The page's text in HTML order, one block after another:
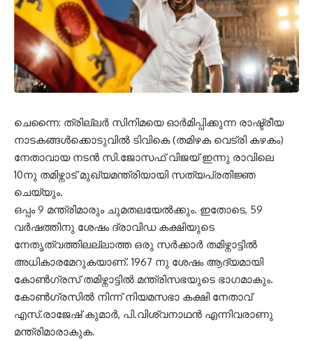
ചെന്നൈ: ത്രില്ലർ സിനിമയെ ഓർമിപ്പിക്കുന്ന രാഷ്ട്രീയ
നാടകങ്ങൾക്കൊടുവിൽ ടിവികെ (തമിഴക വെട്രി കഴകം)
നേതാവായ നടൻ സി.ജോസഫ് വിജയ് ഇന്നു രാവിലെ
10നു തമിഴ്നാട് മുഖ്യമന്ത്രിയായി സത്യപ്രതിജ്ഞ
ചെയ്യും.
ഒപ്പം 9 മന്ത്രിമാരും ചുമതലയേൽക്കും. ഇതോടെ, 59
വർഷത്തിനു ശേഷം ദ്രാവിഡ കക്ഷിയുടെ
നേതൃത്വത്തിലല്ലാത്ത ഒരു സർക്കാർ തമിഴ്നാട്ടിൽ
അധികാരമേറുകയാണ്. 1967 നു ശേഷം ആദ്യമായി
കോൺഗ്രസ് തമിഴ്നാട്ടിൽ മന്ത്രിസഭയുടെ ഭാഗമാകും.
കോൺഗ്രസിൽ നിന്ന് നിയമസഭാ കക്ഷി നേതാവ്
എസ്.രാജേഷ് കുമാർ, പി.വിശ്വനാഥൻ എന്നിവരാണു
മന്ത്രിമാരാകുക.